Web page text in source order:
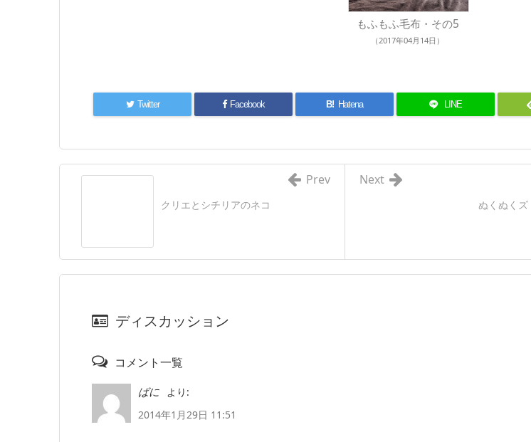
もふもふ毛布・その5
（2017年04月14日）
Twitter Facebook B! Hatena LINE
ぬくぬくズ
Next
クリエとシチリアのネコ
Prev
ディスカッション
コメント一覧
ばに
より:
2014年1月29日 11:51